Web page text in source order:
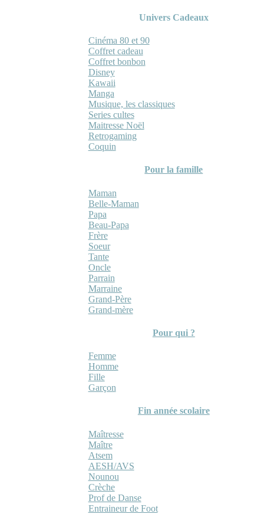
Univers Cadeaux
Cinéma 80 et 90
Coffret cadeau
Coffret bonbon
Disney
Kawaii
Manga
Musique, les classiques
Series cultes
Maitresse Noël
Retrogaming
Coquin
Pour la famille
Maman
Belle-Maman
Papa
Beau-Papa
Frère
Soeur
Tante
Oncle
Parrain
Marraine
Grand-Père
Grand-mère
Pour qui ?
Femme
Homme
Fille
Garçon
Fin année scolaire
Maîtresse
Maître
Atsem
AESH/AVS
Nounou
Crèche
Prof de Danse
Entraineur de Foot